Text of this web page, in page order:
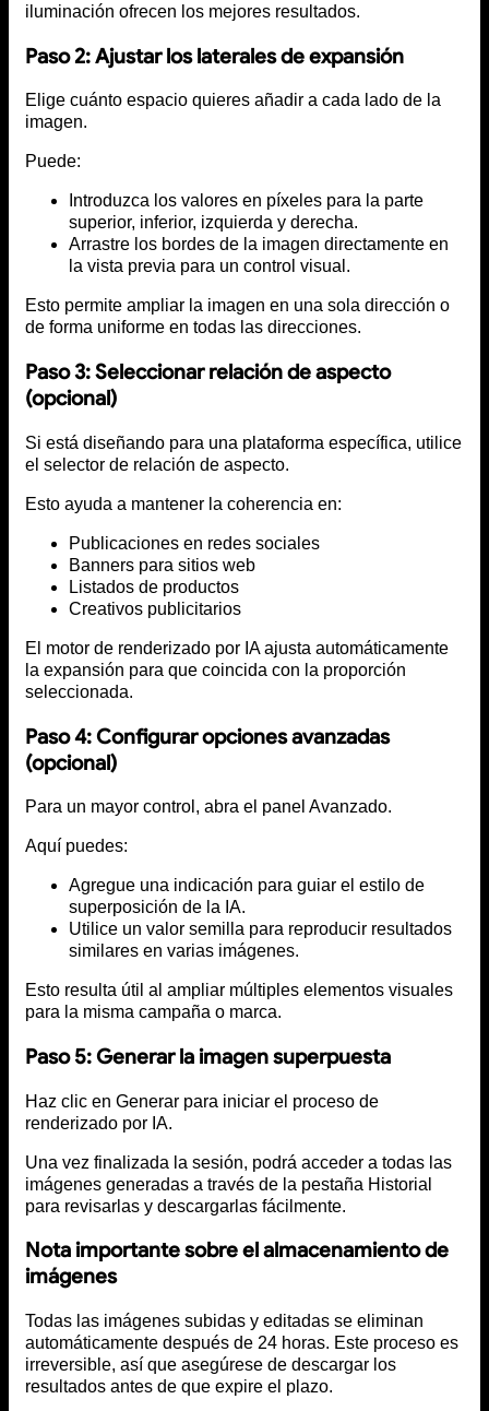
iluminación ofrecen los mejores resultados.
Paso 2: Ajustar los laterales de expansión
Elige cuánto espacio quieres añadir a cada lado de la
imagen.
Puede:
Introduzca los valores en píxeles para la parte
superior, inferior, izquierda y derecha.
Arrastre los bordes de la imagen directamente en
la vista previa para un control visual.
Esto permite ampliar la imagen en una sola dirección o
de forma uniforme en todas las direcciones.
Paso 3: Seleccionar relación de aspecto
(opcional)
Si está diseñando para una plataforma específica, utilice
el selector de relación de aspecto.
Esto ayuda a mantener la coherencia en:
Publicaciones en redes sociales
Banners para sitios web
Listados de productos
Creativos publicitarios
El motor de renderizado por IA ajusta automáticamente
la expansión para que coincida con la proporción
seleccionada.
Paso 4: Configurar opciones avanzadas
(opcional)
Para un mayor control, abra el panel Avanzado.
Aquí puedes:
Agregue una indicación para guiar el estilo de
superposición de la IA.
Utilice un valor semilla para reproducir resultados
similares en varias imágenes.
Esto resulta útil al ampliar múltiples elementos visuales
para la misma campaña o marca.
Paso 5: Generar la imagen superpuesta
Haz clic en Generar para iniciar el proceso de
renderizado por IA.
Una vez finalizada la sesión, podrá acceder a todas las
imágenes generadas a través de la pestaña Historial
para revisarlas y descargarlas fácilmente.
Nota importante sobre el almacenamiento de
imágenes
Todas las imágenes subidas y editadas se eliminan
automáticamente después de 24 horas. Este proceso es
irreversible, así que asegúrese de descargar los
resultados antes de que expire el plazo.